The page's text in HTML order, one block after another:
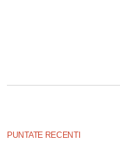
PUNTATE RECENTI